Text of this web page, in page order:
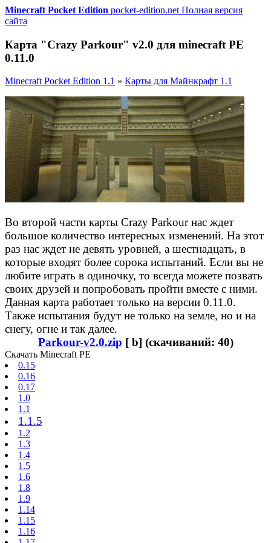
Minecraft Pocket Edition pocket-edition.net Полная версия
сайта
Карта "Crazy Parkour" v2.0 для minecraft PE
0.11.0
Minecraft Pocket Edition 1.1 » Карты для Майнкрафт 1.1
Во второй части карты Crazy Parkour нас ждет
большое количество интересных изменений. На этот
раз нас ждет не девять уровней, а шестнадцать, в
которые входят более сорока испытаний. Если вы не
любите играть в одиночку, то всегда можете позвать
своих друзей и попробовать пройти вместе с ними.
Данная карта работает только на версии 0.11.0.
Также испытания будут не только на земле, но и на
снегу, огне и так далее.
Parkour-v2.0.zip [ b] (cкачиваний: 40)
Скачать Minecraft PE
0.15
0.16
0.17
1.0
1.1
1.1.5
1.2
1.3
1.4
1.5
1.6
1.8
1.9
1.14
1.15
1.16